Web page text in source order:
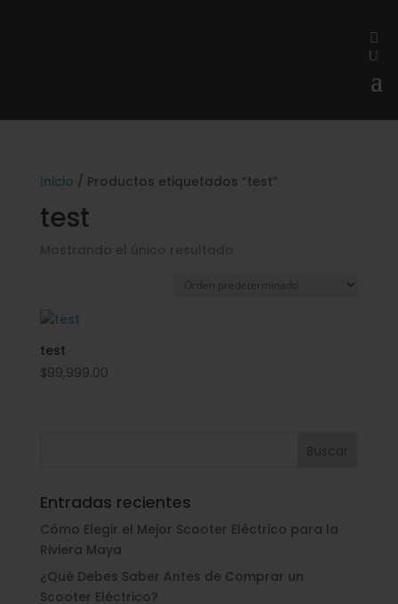
Inicio / Productos etiquetados “test”
test
test
$99,999.00
Entradas recientes
Cómo Elegir el Mejor Scooter Eléctrico para la
Riviera Maya
¿Qué Debes Saber Antes de Comprar un
Scooter Eléctrico?